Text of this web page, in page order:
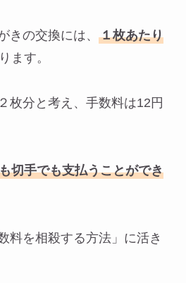
きの交換には、 １枚あたり
ます。
枚分と考え、手数料は12円
切手でも支払うことができ
料を相殺する方法」に活き